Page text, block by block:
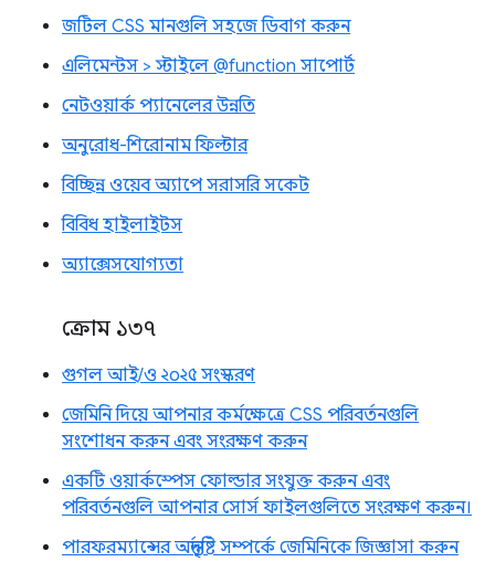
জটিল CSS মানগুলি সহজে ডিবাগ করুন
এলিমেন্টস > স্টাইলে @function সাপোর্ট
নেটওয়ার্ক প্যানেলের উন্নতি
অনুরোধ-শিরোনাম ফিল্টার
বিচ্ছিন্ন ওয়েব অ্যাপে সরাসরি সকেট
বিবিধ হাইলাইটস
অ্যাক্সেসযোগ্যতা
ক্রোম ১৩৭
গুগল আই/ও ২০২৫ সংস্করণ
জেমিনি দিয়ে আপনার কর্মক্ষেত্রে CSS পরিবর্তনগুলি
সংশোধন করুন এবং সংরক্ষণ করুন
একটি ওয়ার্কস্পেস ফোল্ডার সংযুক্ত করুন এবং
পরিবর্তনগুলি আপনার সোর্স ফাইলগুলিতে সংরক্ষণ করুন।
পারফরম্যান্সের অন্তর্দৃষ্টি সম্পর্কে জেমিনিকে জিজ্ঞাসা করুন